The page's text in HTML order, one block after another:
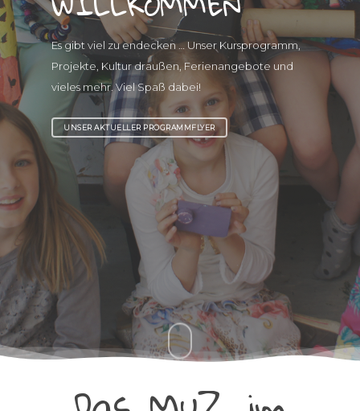
Es gibt viel zu endecken … Unser Kursprogramm,
Projekte, Kultur draußen, Ferienangebote und
vieles mehr. Viel Spaß dabei!
UNSER AKTUELLER PROGRAMMFLYER